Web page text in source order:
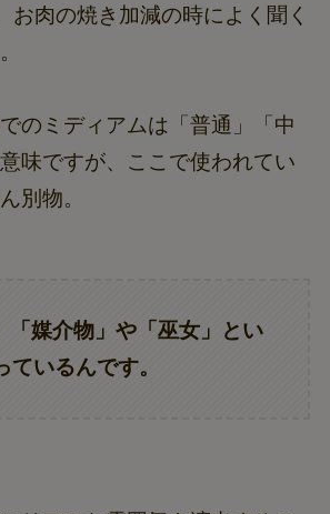
お肉の焼き加減の時によく聞く
のミディアムは「普通」「中
味ですが、ここで使われてい
別物。
媒介物」や「巫女」とい
ているんです。